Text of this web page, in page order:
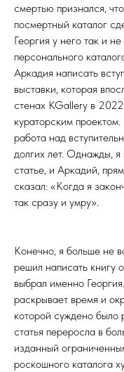
смертью признался,
посмертный каталог
Георгия у него так и
персонального
Аркадия написать
выставки, которая
стенах KGallery в
кураторским
работа над
долгих лет. Однажды,
статье, и Аркадий,
сказал: «Когда я
так сразу и умру».
Конечно, я больше не
решил написать книгу
выбрал именно
раскрывает время и
которой суждено было
статья переросла в
изданный
роскошного каталога